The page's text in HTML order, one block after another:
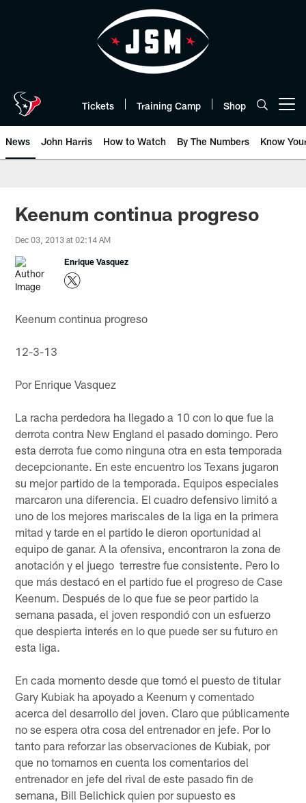
Tickets Training Camp Shop
News John Harris How to Watch By The Numbers Know
Keenum continua progreso
Dec 03, 2013 at 02:14 AM
Enrique Vasquez
Keenum continua progreso
12-3-13
Por Enrique Vasquez
La racha perdedora ha llegado a 10 con lo que fue la
derrota contra New England el pasado domingo. Pero
esta derrota fue como ninguna otra en esta temporada
decepcionante. En este encuentro los Texans jugaron
su mejor partido de la temporada. Equipos especiales
marcaron una diferencia. El cuadro defensivo limitó a
uno de los mejores mariscales de la liga en la primera
mitad y tarde en el partido le dieron oportunidad al
equipo de ganar. A la ofensiva, encontraron la zona de
anotación y el juego terrestre fue consistente. Pero lo
que más destacó en el partido fue el progreso de Case
Keenum. Después de lo que fue se peor partido la
semana pasada, el joven respondió con un esfuerzo
que despierta interés en lo que puede ser su futuro en
esta liga.
En cada momento desde que tomó el puesto de titular
Gary Kubiak ha apoyado a Keenum y comentado
acerca del desarrollo del joven. Claro que públicamente
no se espera otra cosa del entrenador en jefe. Por lo
tanto para reforzar las observaciones de Kubiak, por
que no tomamos en cuenta los comentarios del
entrenador en jefe del rival de este pasado fin de
semana, Bill Belichick quien por supuesto es